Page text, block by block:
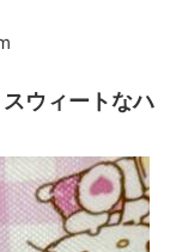
ウィートなハ